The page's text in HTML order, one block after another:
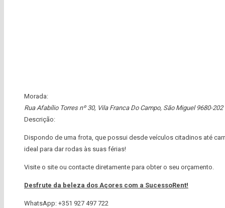
Morada:
Rua Afabílio Torres nº 30, Vila Franca Do Campo, São Miguel 9680-202
Descrição:
Dispondo de uma frota, que possui desde veículos citadinos até
ideal para dar rodas às suas férias!
Visite o site ou contacte diretamente para obter o seu orçamento.
Desfrute da beleza dos Açores com a SucessoRent!
WhatsApp: +351 927 497 722